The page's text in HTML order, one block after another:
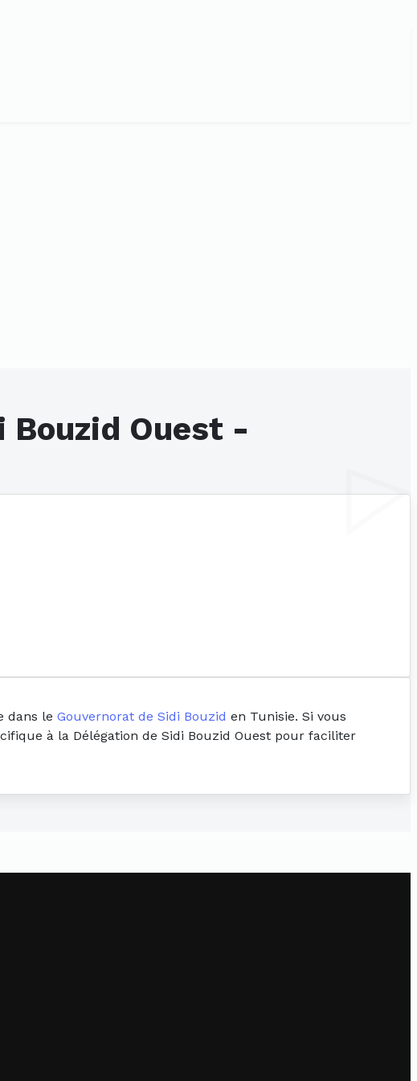
Bouzid Ouest -
dans le Gouvernorat de Sidi Bouzid en Tunisie. Si vous
à la Délégation de Sidi Bouzid Ouest pour faciliter